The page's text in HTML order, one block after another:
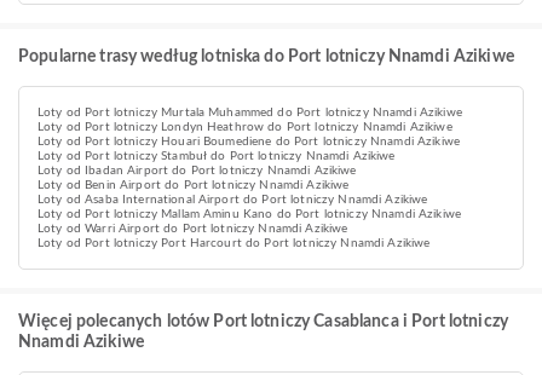
Popularne trasy według lotniska do Port lotniczy Nnamdi Azikiwe
Loty od Port lotniczy Murtala Muhammed do Port lotniczy Nnamdi Azikiwe
Loty od Port lotniczy Londyn Heathrow do Port lotniczy Nnamdi Azikiwe
Loty od Port lotniczy Houari Boumediene do Port lotniczy Nnamdi Azikiwe
Loty od Port lotniczy Stambuł do Port lotniczy Nnamdi Azikiwe
Loty od Ibadan Airport do Port lotniczy Nnamdi Azikiwe
Loty od Benin Airport do Port lotniczy Nnamdi Azikiwe
Loty od Asaba International Airport do Port lotniczy Nnamdi Azikiwe
Loty od Port lotniczy Mallam Aminu Kano do Port lotniczy Nnamdi Azikiwe
Loty od Warri Airport do Port lotniczy Nnamdi Azikiwe
Loty od Port lotniczy Port Harcourt do Port lotniczy Nnamdi Azikiwe
Więcej polecanych lotów Port lotniczy Casablanca i Port lotniczy
Nnamdi Azikiwe